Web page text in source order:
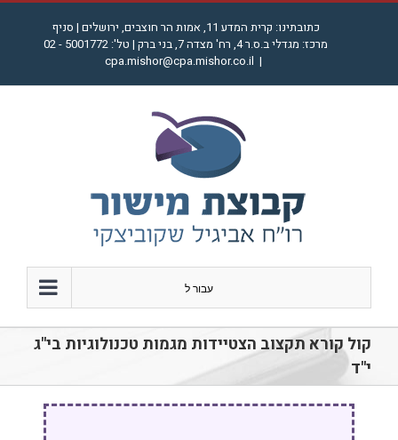
דלג
כתובתינו: קרית המדע 11, אמות הר חוצבים, ירושלים | סניף
מרכז: מגדלי ב.ס.ר 4, רח' מצדה 7, בני ברק | טל': 5001772 - 02
|
cpa.mishor@cpa.mishor.co.il
עבור ל
קול קורא תקצוב הצטיידות מגמות טכנולוגיות בי"ג
י"ד